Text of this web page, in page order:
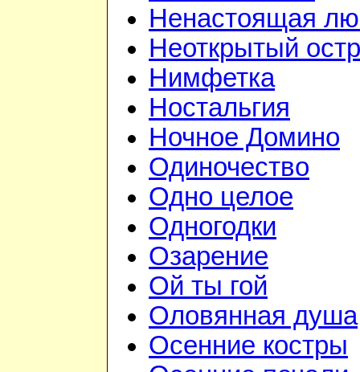
Ненастоящая
Неоткрытый
Нимфетка
Ностальгия
Ночное Домино
Одиночество
Одно целое
Одногодки
Озарение
Ой ты гой
Оловянная душа
Осенние костры